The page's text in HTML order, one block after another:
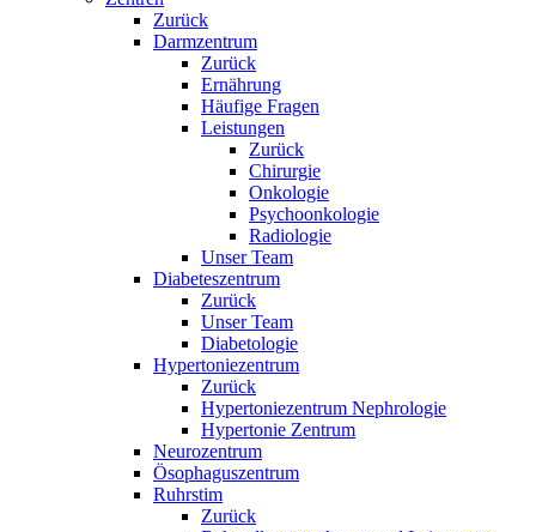
Zurück
Darmzentrum
Zurück
Ernährung
Häufige Fragen
Leistungen
Zurück
Chirurgie
Onkologie
Psychoonkologie
Radiologie
Unser Team
Diabeteszentrum
Zurück
Unser Team
Diabetologie
Hypertoniezentrum
Zurück
Hypertoniezentrum Nephrologie
Hypertonie Zentrum
Neurozentrum
Ösophaguszentrum
Ruhrstim
Zurück